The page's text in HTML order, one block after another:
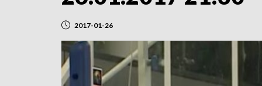
2017-01-26